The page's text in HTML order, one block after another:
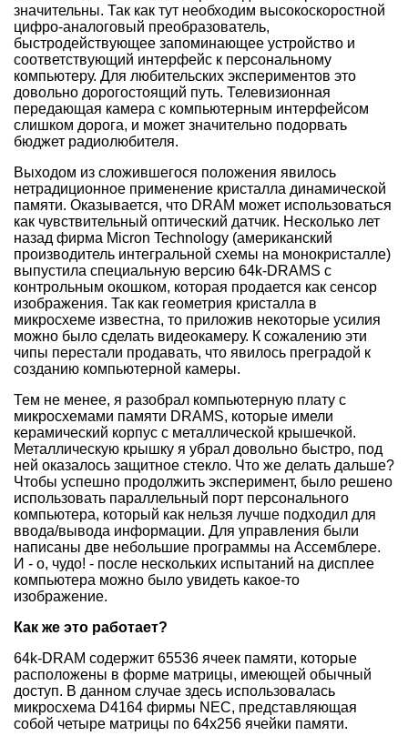
значительны. Так как тут необходим высокоскоростной
цифро-аналоговый преобразователь,
быстродействующее запоминающее устройство и
соответствующий интерфейс к персональному
компьютеру. Для любительских экспериментов это
довольно дорогостоящий путь. Телевизионная
передающая камера с компьютерным интерфейсом
слишком дорога, и может значительно подорвать
бюджет радиолюбителя.
Выходом из сложившегося положения явилось
нетрадиционное применение кристалла динамической
памяти. Оказывается, что DRAM может использоваться
как чувствительный оптический датчик. Несколько лет
назад фирма Micron Technology (американский
производитель интегральной схемы на монокристалле)
выпустила специальную версию 64k-DRAMS с
контрольным окошком, которая продается как сенсор
изображения. Так как геометрия кристалла в
микросхеме известна, то приложив некоторые усилия
можно было сделать видеокамеру. К сожалению эти
чипы перестали продавать, что явилось преградой к
созданию компьютерной камеры.
Тем не менее, я разобрал компьютерную плату с
микросхемами памяти DRAMS, которые имели
керамический корпус с металлической крышечкой.
Металлическую крышку я убрал довольно быстро, под
ней оказалось защитное стекло. Что же делать дальше?
Чтобы успешно продолжить эксперимент, было решено
использовать параллельный порт персонального
компьютера, который как нельзя лучше подходил для
ввода/вывода информации. Для управления были
написаны две небольшие программы на Ассемблере.
И - о, чудо! - после нескольких испытаний на дисплее
компьютера можно было увидеть какое-то
изображение.
Как же это работает?
64k-DRAM содержит 65536 ячеек памяти, которые
расположены в форме матрицы, имеющей обычный
доступ. В данном случае здесь использовалась
микросхема D4164 фирмы NEC, представляющая
собой четыре матрицы по 64x256 ячейки памяти.